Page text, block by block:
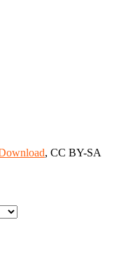
, CC BY-SA